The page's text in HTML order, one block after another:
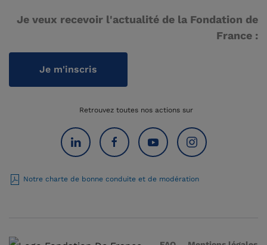
Je veux recevoir l'actualité de la Fondation de
France :
Je m'inscris
Retrouvez toutes nos actions sur
Notre charte de bonne conduite et de modération